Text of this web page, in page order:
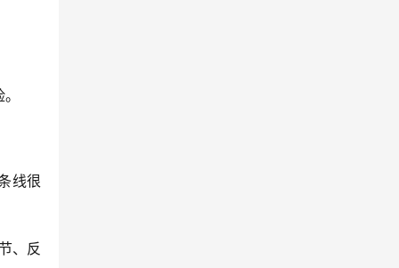
线很
、反